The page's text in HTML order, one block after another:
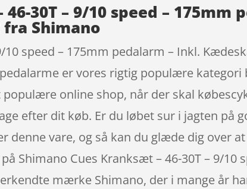
30T – 9/10 speed – 175mm
fra Shimano
speed – 175mm pedalarm – Inkl.
er vores rigtig populære kategori
online shop, når der skal
efter dit køb. Er du løbet sur i jagten på
denne vare, og så kan du glæde dig over
Shimano Cues Kranksæt – 46-30T – 9/10
mærke Shimano, der i mange år